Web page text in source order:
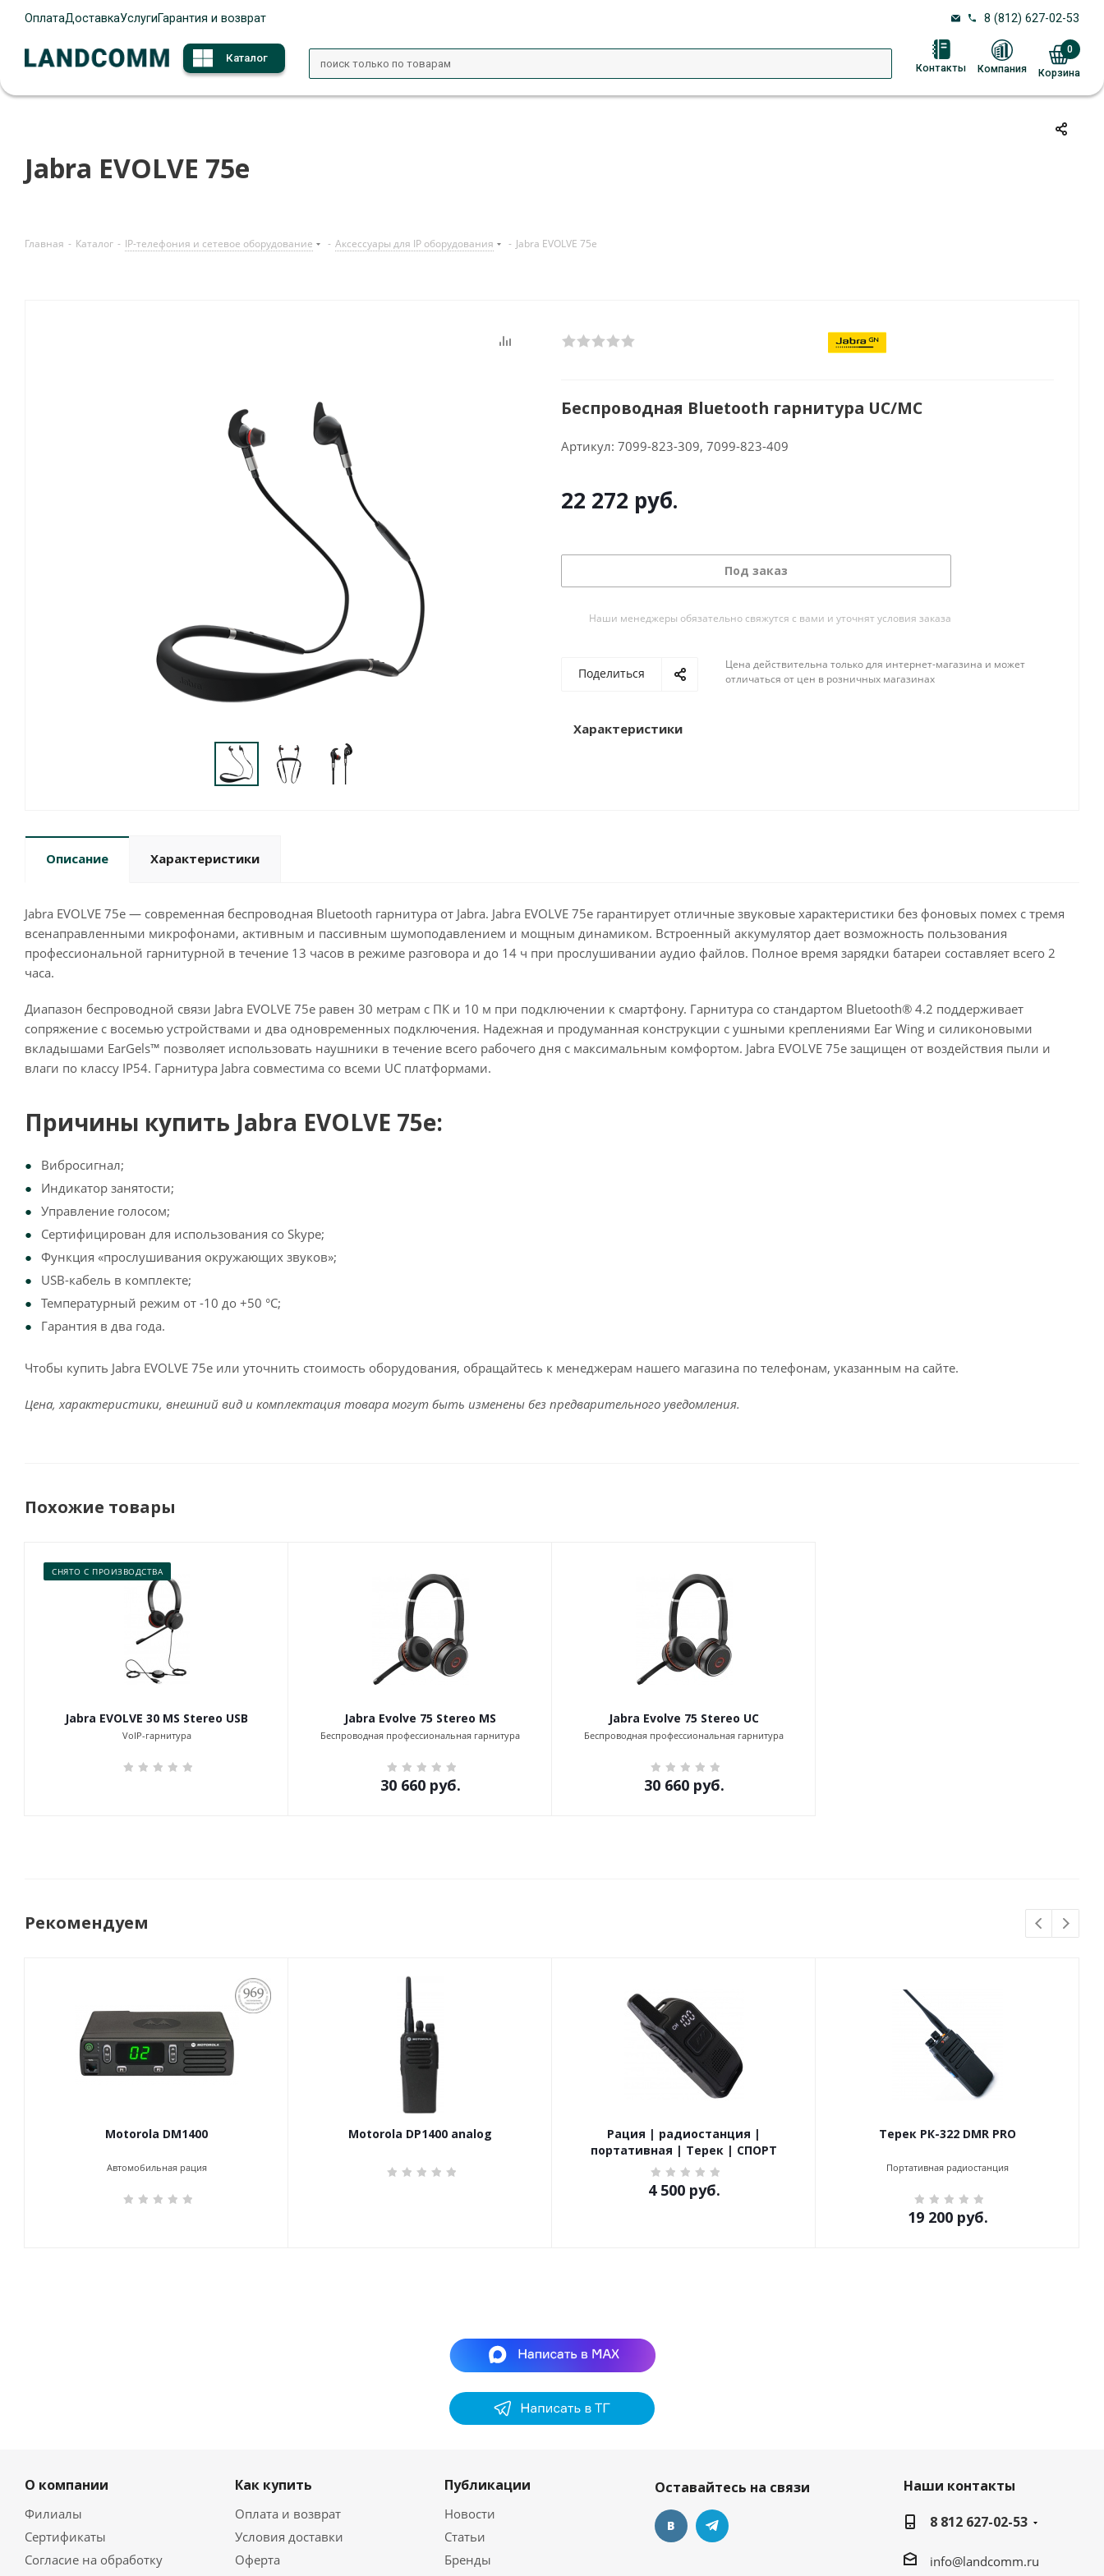
ОплатаДоставкаУслугиГарантия и возврат 8 (812) 627-02-53
Каталог
Контакты Компания Корзина
0
Jabra EVOLVE 75e
Главная - Каталог - IP-телефония и сетевое оборудование - Аксессуары для IP оборудования - Jabra EVOLVE 75e
Беспроводная Bluetooth гарнитура UC/MC
Артикул: 7099-823-309, 7099-823-409
22 272 руб.
Под заказ
Наши менеджеры обязательно свяжутся с вами и уточнят условия заказа
Поделиться
Цена действительна только для интернет-магазина и может
отличаться от цен в розничных магазинах
Характеристики
Описание Характеристики
Jabra EVOLVE 75e — современная беспроводная Bluetooth гарнитура от Jabra. Jabra EVOLVE 75e гарантирует отличные звуковые характеристики без фоновых помех с тремя
всенаправленными микрофонами, активным и пассивным шумоподавлением и мощным динамиком. Встроенный аккумулятор дает возможность пользования
профессиональной гарнитурной в течение 13 часов в режиме разговора и до 14 ч при прослушивании аудио файлов. Полное время зарядки батареи составляет всего 2
часа.
Диапазон беспроводной связи Jabra EVOLVE 75e равен 30 метрам с ПК и 10 м при подключении к смартфону. Гарнитура со стандартом Bluetooth® 4.2 поддерживает
сопряжение с восемью устройствами и два одновременных подключения. Надежная и продуманная конструкции с ушными креплениями Ear Wing и силиконовыми
вкладышами EarGels™ позволяет использовать наушники в течение всего рабочего дня с максимальным комфортом. Jabra EVOLVE 75e защищен от воздействия пыли и
влаги по классу IP54. Гарнитура Jabra совместима со всеми UC платформами.
Причины купить Jabra EVOLVE 75e:
Вибросигнал;
Индикатор занятости;
Управление голосом;
Сертифицирован для использования со Skype;
Функция «прослушивания окружающих звуков»;
USB-кабель в комплекте;
Температурный режим от -10 до +50 °C;
Гарантия в два года.
Чтобы купить Jabra EVOLVE 75e или уточнить стоимость оборудования, обращайтесь к менеджерам нашего магазина по телефонам, указанным на сайте.
Цена, характеристики, внешний вид и комплектация товара могут быть изменены без предварительного уведомления.
Похожие товары
СНЯТО С ПРОИЗВОДСТВА
Jabra EVOLVE 30 MS Stereo USB
VoIP-гарнитура
Jabra Evolve 75 Stereo MS
Беспроводная профессиональная гарнитура
30 660руб.
Jabra Evolve 75 Stereo UC
Беспроводная профессиональная гарнитура
30 660руб.
Рекомендуем
ПОСТАНОВЛЕНИЕ
969
Motorola DM1400
Автомобильная рация
Motorola DP1400 analog
Рация | радиостанция |
портативная | Терек | СПОРТ
4 500руб.
Терек РК-322 DMR PRO
Портативная радиостанция
19 200руб.
О компании
Филиалы
Сертификаты
Согласие на обработку
Как купить
Оплата и возврат
Условия доставки
Оферта
Публикации
Новости
Статьи
Бренды
Оставайтесь на связи
Наши контакты
8 812 627-02-53
info@landcomm.ru